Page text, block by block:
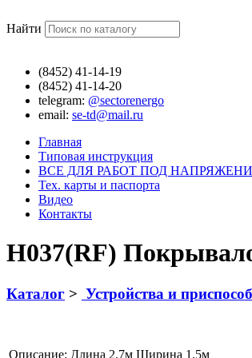
Найти
(8452) 41-14-19
(8452) 41-14-20
telegram: @sectorenergo
email: se-td@mail.ru
Главная
Типовая инструкция
ВСЕ ДЛЯ РАБОТ ПОД
Тех. карты и паспорта
Видео
Контакты
Н037(RF)
Каталог > Устройства и
Описание: Длина 2.7м Ширина 1.5м